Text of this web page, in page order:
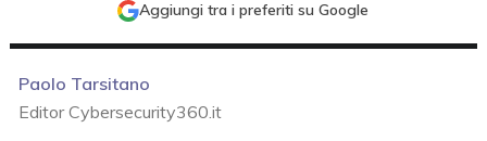
Aggiungi tra i preferiti su Google
Paolo Tarsitano
Editor Cybersecurity360.it